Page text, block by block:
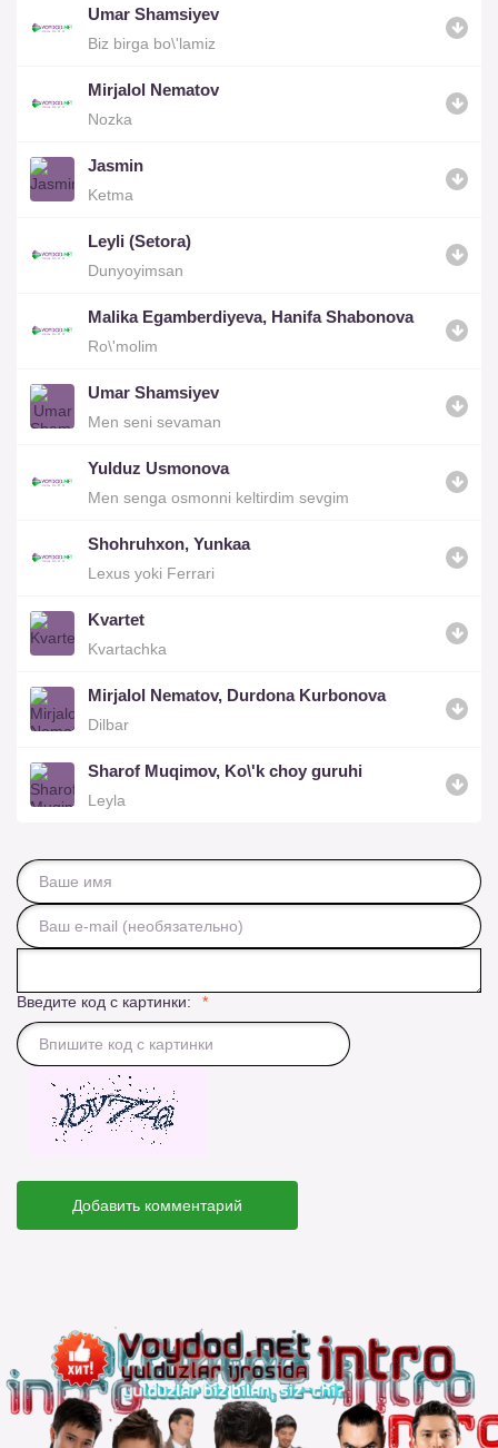
Umar Shamsiyev
Biz birga bo\'lamiz
Mirjalol Nematov
Nozka
Jasmin
Ketma
Leyli (Setora)
Dunyoyimsan
Malika Egamberdiyeva, Hanifa Shabonova
Ro\'molim
Umar Shamsiyev
Men seni sevaman
Yulduz Usmonova
Men senga osmonni keltirdim sevgim
Shohruhxon, Yunkaa
Lexus yoki Ferrari
Kvartet
Kvartachka
Mirjalol Nematov, Durdona Kurbonova
Dilbar
Sharof Muqimov, Ko\'k choy guruhi
Leyla
Введите код с картинки:
Добавить комментарий